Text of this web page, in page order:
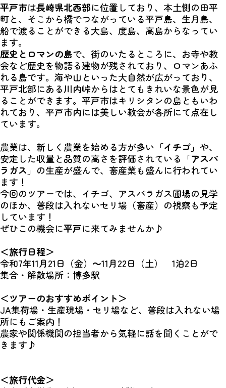
平戸市は長崎県北西部に位置しており、本土側の田平
町と、そこから橋でつながっている平戸島、生月島、
船で渡ることができる大島、度島、高島からなってい
ます。
歴史とロマンの島で、街のいたるところに、お寺や教
会など歴史を物語る建物が残されており、ロマンあふ
れる島です。海や山といった大自然が広がっており、
平戸北部にある川内峠からはとてもきれいな景色が見
ることができます。平戸市はキリシタンの島ともいわ
れており、平戸市内には美しい教会が各所にて点在し
ています。
農業は、新しく農業を始める方が多い「イチゴ」や、
安定した収量と品質の高さを評価されている「アスパ
ラガス 」の生産が盛んで、畜産業も盛んに行われてい
ます！
今回のツアーでは、イチゴ、アスパラガス圃場の見学
のほか、普段は入れないセリ場（畜産）の視察も予定
しています！
ぜひこの機会に平戸に来てみませんか♪
＜旅行日程＞
令和7年11月21日（金）～11月22日（土） 1泊2日
集合・解散場所：博多駅
＜ツアーのおすすめポイント＞
JA集荷場・生産現場・セリ場など、普段は入れない場
所にもご案内！
農家や関係機関の担当者から気軽に話を聞くことがで
きます♪
＜旅行代金＞